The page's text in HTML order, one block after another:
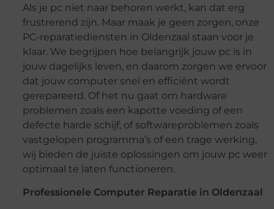
Als je pc niet naar behoren werkt, kan dat erg
frustrerend zijn. Maar maak je geen zorgen, onze
PC-reparatiediensten in Oldenzaal staan voor je
klaar. We begrijpen hoe belangrijk jouw pc is in
jouw dagelijks leven, en daarom zorgen we ervoor
dat jouw computer snel en efficiënt wordt
gerepareerd. Of het nu gaat om hardware
problemen zoals een kapotte voeding of een
defecte harde schijf, of softwareproblemen zoals
vastgelopen programma’s of een trage werking,
wij bieden de juiste oplossingen om jouw pc weer
optimaal te laten functioneren.
Professionele Computer Reparatie in Oldenzaal